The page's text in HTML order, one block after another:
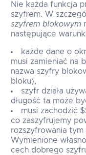
Nie każda funkcja
szyfrem. W
szyfrem blokowym
następujące
każde dane o
musi zamieniać na
nazwa szyfry
bloku),
szyfr działa
długość ta może
musi zachodzić
co zaszyfrujemy
rozszyfrowania tym
Wymienione
cech dobrego